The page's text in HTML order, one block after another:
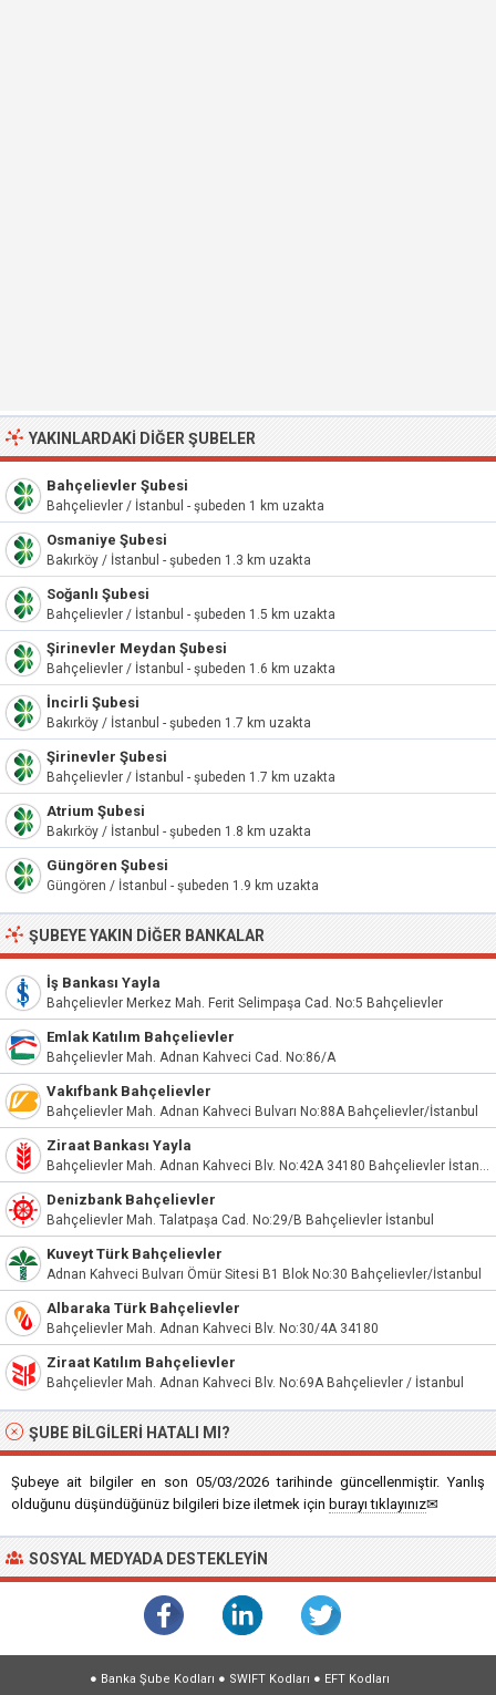
YAKINLARDAKI DIĞER ŞUBELER
Bahçelievler Şubesi
Bahçelievler / İstanbul - şubeden 1 km uzakta
Osmaniye Şubesi
Bakırköy / İstanbul - şubeden 1.3 km uzakta
Soğanlı Şubesi
Bahçelievler / İstanbul - şubeden 1.5 km uzakta
Şirinevler Meydan Şubesi
Bahçelievler / İstanbul - şubeden 1.6 km uzakta
İncirli Şubesi
Bakırköy / İstanbul - şubeden 1.7 km uzakta
Şirinevler Şubesi
Bahçelievler / İstanbul - şubeden 1.7 km uzakta
Atrium Şubesi
Bakırköy / İstanbul - şubeden 1.8 km uzakta
Güngören Şubesi
Güngören / İstanbul - şubeden 1.9 km uzakta
ŞUBEYE YAKIN DIĞER BANKALAR
İş Bankası Yayla
Bahçelievler Merkez Mah. Ferit Selimpaşa Cad. No:5 Bahçelievler
Emlak Katılım Bahçelievler
Bahçelievler Mah. Adnan Kahveci Cad. No:86/A
Vakıfbank Bahçelievler
Bahçelievler Mah. Adnan Kahveci Bulvarı No:88A Bahçelievler/İstanbul
Ziraat Bankası Yayla
Bahçelievler Mah. Adnan Kahveci Blv. No:42A 34180 Bahçelievler İstanbul
Denizbank Bahçelievler
Bahçelievler Mah. Talatpaşa Cad. No:29/B Bahçelievler İstanbul
Kuveyt Türk Bahçelievler
Adnan Kahveci Bulvarı Ömür Sitesi B1 Blok No:30 Bahçelievler/İstanbul
Albaraka Türk Bahçelievler
Bahçelievler Mah. Adnan Kahveci Blv. No:30/4A 34180
Ziraat Katılım Bahçelievler
Bahçelievler Mah. Adnan Kahveci Blv. No:69A Bahçelievler / İstanbul
ŞUBE BILGILERI HATALI MI?
Şubeye ait bilgiler en son 05/03/2026 tarihinde güncellenmiştir. Yanlış
olduğunu düşündüğünüz bilgileri bize iletmek için burayı tıklayınız✉
SOSYAL MEDYADA DESTEKLEYIN
● Banka Şube Kodları ● SWIFT Kodları ● EFT Kodları